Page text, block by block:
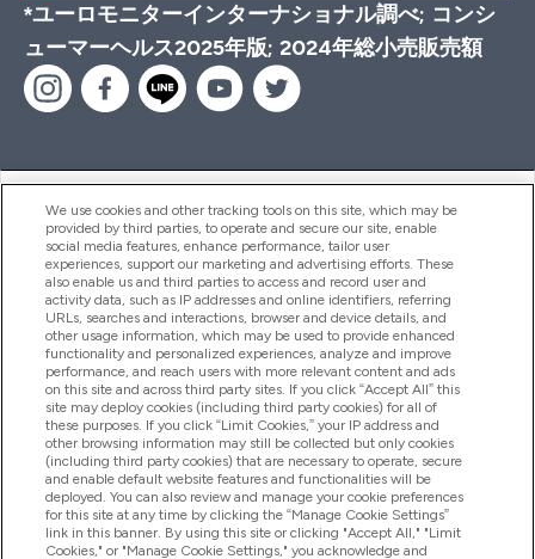
*ユーロモニターインターナショナル調べ; コンシ
ューマーヘルス2025年版; 2024年総小売販売額
ヘルプ＆ガイド
商品について
会社概要
特典＆ポイント
2026 The Hut.com Ltd
We use cookies and other tracking tools on this site, which may be
provided by third parties, to operate and secure our site, enable
social media features, enhance performance, tailor user
experiences, support our marketing and advertising efforts. These
also enable us and third parties to access and record user and
activity data, such as IP addresses and online identifiers, referring
URLs, searches and interactions, browser and device details, and
other usage information, which may be used to provide enhanced
functionality and personalized experiences, analyze and improve
performance, and reach users with more relevant content and ads
on this site and across third party sites. If you click “Accept All” this
site may deploy cookies (including third party cookies) for all of
these purposes. If you click “Limit Cookies,” your IP address and
other browsing information may still be collected but only cookies
(including third party cookies) that are necessary to operate, secure
and enable default website features and functionalities will be
deployed. You can also review and manage your cookie preferences
for this site at any time by clicking the “Manage Cookie Settings”
link in this banner. By using this site or clicking "Accept All," "Limit
Cookies," or "Manage Cookie Settings," you acknowledge and